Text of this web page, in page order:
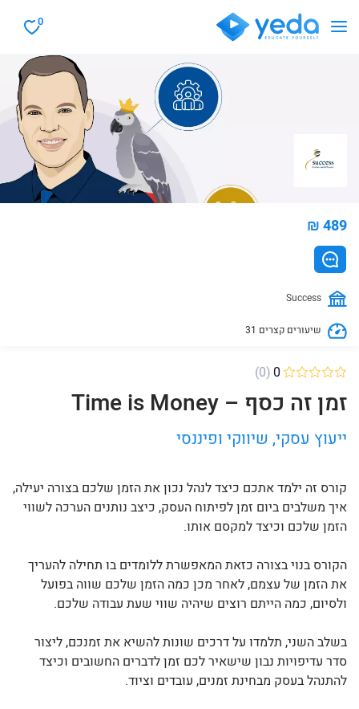
0
₪ 489
Success
31 שיעורים קצרים
(0) 0
זמן זה כסף – Time is Money
ייעוץ עסקי, שיווקי ופיננסי
קורס זה ילמד אתכם כיצד לנהל נכון את הזמן שלכם בצורה יעילה,
איך משלבים ביום זמן לפיתוח העסק, כיצב נותנים הערכה לשווי
הזמן שלכם וכיצד למקסם אותו.
הקורס בנוי בצורה כזאת המאפשרת ללומדים בו תחילה להעריך
את הזמן של עצמם, לאחר מכן כמה הזמן שלכם שווה בפועל
ולסיום, כמה הייתם רוצים שיהיה שווי שעת עבודה שלכם.
בשלב השני, תלמדו על דרכים שונות להשיא את זמנכם, ליצור
סדר עדיפויות נבון שישאיר לכם זמן לדברים החשובים וכיצד
להתנהל בעסק מבחינת זמנים, עובדים וציוד.